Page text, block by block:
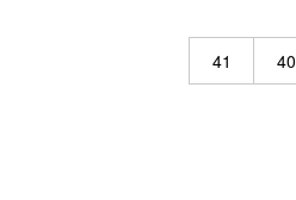
40
41